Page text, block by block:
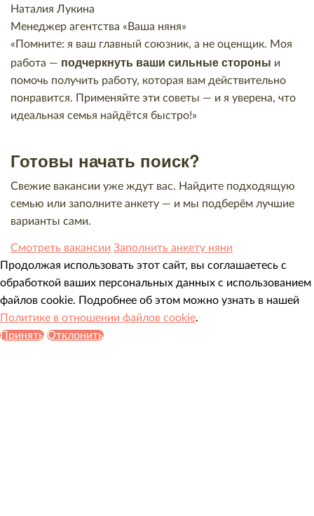
Наталия Лукина
Менеджер агентства «Ваша няня»
«Помните: я ваш главный союзник, а не оценщик. Моя
работа — подчеркнуть ваши сильные стороны и
помочь получить работу, которая вам действительно
понравится. Применяйте эти советы — и я уверена, что
идеальная семья найдётся быстро!»
Готовы начать поиск?
Свежие вакансии уже ждут вас. Найдите подходящую
семью или заполните анкету — и мы подберём лучшие
варианты сами.
Смотреть вакансии Заполнить анкету няни
Продолжая использовать этот сайт, вы соглашаетесь с
обработкой ваших персональных данных с использованием
файлов cookie. Подробнее об этом можно узнать в нашей
Политике в отношении файлов cookie.
Принять Отклонить